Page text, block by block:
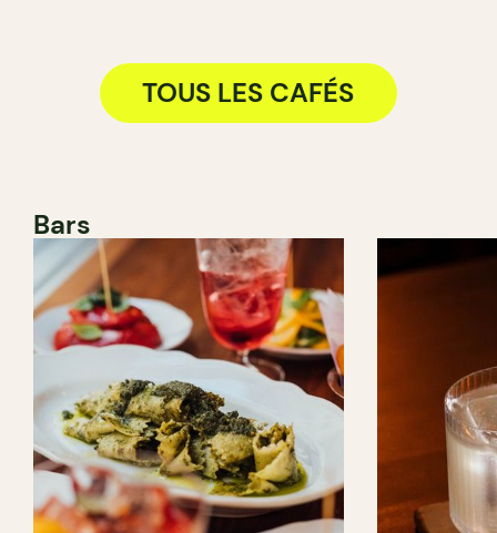
TOUS LES CAFÉS
Bars